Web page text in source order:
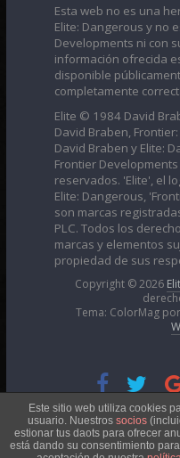
Esta web no es una
Elite: Dangerous y no
Developments ni con
información ofrecida
disponible
completamente
Elite © 1984 David
David Braben,
David Braben y Elite:
Frontier
reservados. 'Elite', el
Elite: Dangerous,
son marcas
PLC. Todos los
marcas y elementos
propiedad de sus
Copyright © 2026
Tema: ColorMag por
Esta obra
Atribución-NoComercial 4.0
Este sitio web utiliza cookies
usuario. Nuestros socios
estionar tus daots para ofrecer
está dando su consentimiento